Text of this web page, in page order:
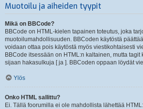
Muotoilu ja aiheiden tyypit
Mikä on BBCode?
BBCode on HTML-kielen tapainen toteutus, joka
muotoilumahdollisuuden. BBCoden käytöstä
voidaan ottaa pois käytöstä myös viestikohtaisesti
BBCode itsessään on HTML:n kaltainen, mutta tagit
sijaan hakasulkuja [ ja ]. BBCoden oppaan löydät
Ylös
Onko HTML sallittu?
Ei. Tällä foorumilla ei ole mahdollista lähettää